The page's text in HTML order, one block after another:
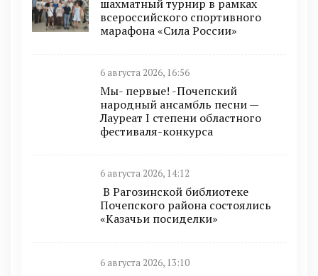
шахматный турнир в рамках
всероссийского спортивного
марафона «Сила России»
6 августа 2026, 16:56
Мы- первые! -Почепский
народный ансамбль песни —
Лауреат I степени областного
фестиваля-конкурса
6 августа 2026, 14:12
В Рагозинской библиотеке
Почепского района состоялись
«Казачьи посиделки»
6 августа 2026, 13:10